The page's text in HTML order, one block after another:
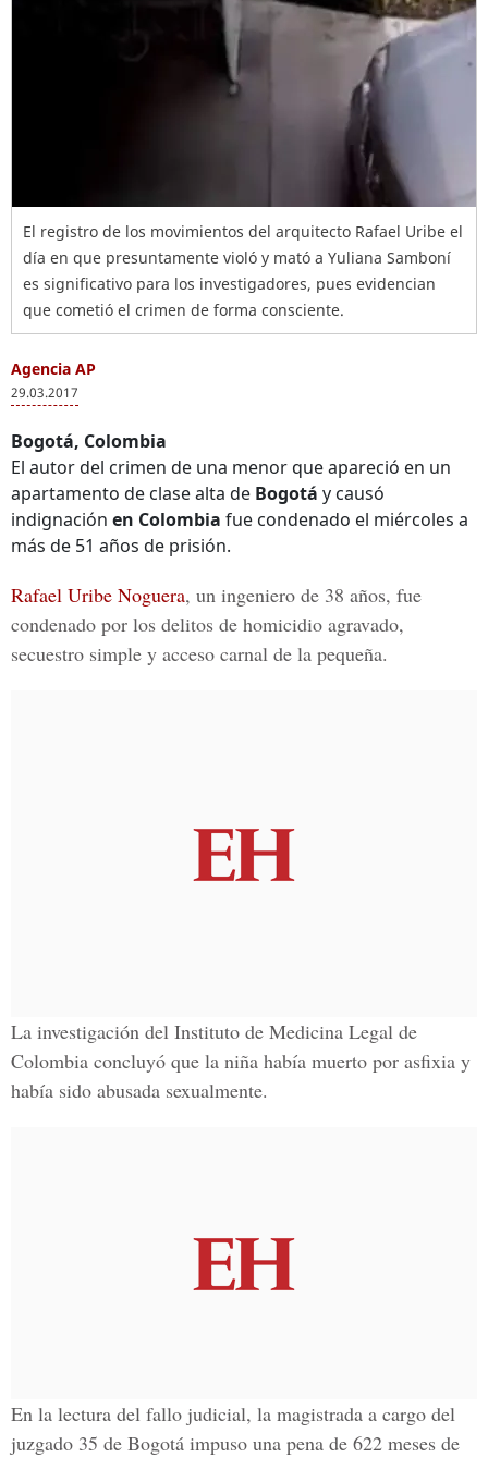
El registro de los movimientos del arquitecto Rafael Uribe el
día en que presuntamente violó y mató a Yuliana Samboní
es significativo para los investigadores, pues evidencian
que cometió el crimen de forma consciente.
Agencia AP
29.03.2017
Bogotá, Colombia
El autor del crimen de una menor que apareció en un
apartamento de clase alta de Bogotá y causó
indignación en Colombia fue condenado el miércoles a
más de 51 años de prisión.
Rafael Uribe Noguera, un ingeniero de 38 años, fue
condenado por los delitos de homicidio agravado,
secuestro simple y acceso carnal de la pequeña.
La investigación del Instituto de Medicina Legal de
Colombia concluyó que la niña había muerto por asfixia y
había sido abusada sexualmente.
En la lectura del fallo judicial, la magistrada a cargo del
juzgado 35 de Bogotá impuso una pena de 622 meses de